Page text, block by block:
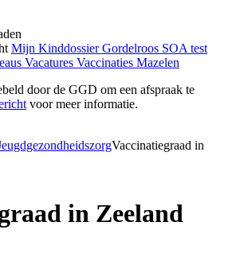
Mijn KinddossierGordelroos SOA test
Vacatures Vaccinaties Mazelen
door de GGD om een afspraak te
voor meer informatie.
Vaccinatiegraad in
in Zeeland